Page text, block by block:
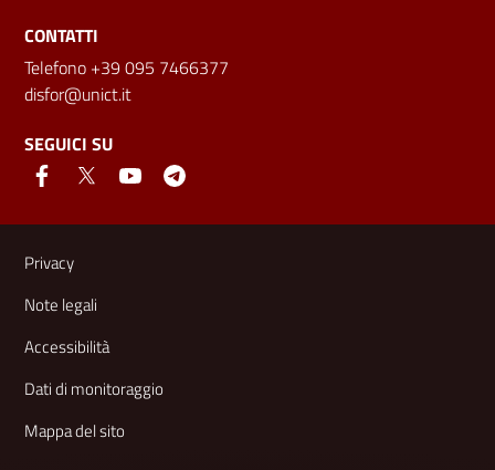
CONTATTI
Telefono +39 095 7466377
disfor@unict.it
SEGUICI SU
Link e informazioni utili
Privacy
Note legali
Accessibilità
Dati di monitoraggio
Mappa del sito